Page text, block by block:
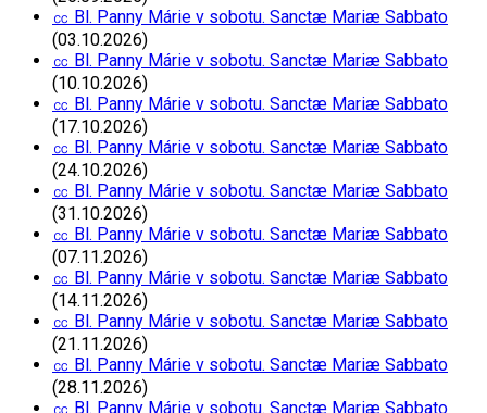
㏄ Bl. Panny Márie v sobotu. Sanctæ Mariæ Sabbato
(03.10.2026)
㏄ Bl. Panny Márie v sobotu. Sanctæ Mariæ Sabbato
(10.10.2026)
㏄ Bl. Panny Márie v sobotu. Sanctæ Mariæ Sabbato
(17.10.2026)
㏄ Bl. Panny Márie v sobotu. Sanctæ Mariæ Sabbato
(24.10.2026)
㏄ Bl. Panny Márie v sobotu. Sanctæ Mariæ Sabbato
(31.10.2026)
㏄ Bl. Panny Márie v sobotu. Sanctæ Mariæ Sabbato
(07.11.2026)
㏄ Bl. Panny Márie v sobotu. Sanctæ Mariæ Sabbato
(14.11.2026)
㏄ Bl. Panny Márie v sobotu. Sanctæ Mariæ Sabbato
(21.11.2026)
㏄ Bl. Panny Márie v sobotu. Sanctæ Mariæ Sabbato
(28.11.2026)
㏄ Bl. Panny Márie v sobotu. Sanctæ Mariæ Sabbato